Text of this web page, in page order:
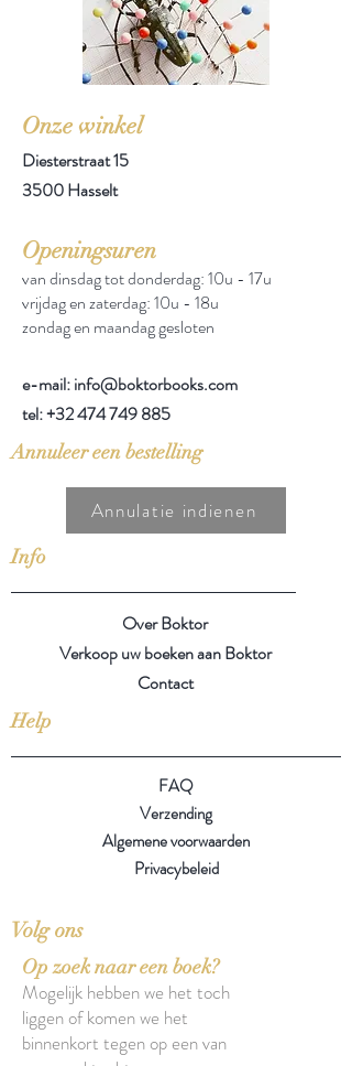
Onze winkel
Diesterstraat 15
3500 Hasselt
Openingsuren
van dinsdag tot donderdag: 10u - 17u
vrijdag en zaterdag: 10u - 18u
zondag en maandag gesloten
e-mail: info@boktorbooks.com
tel:+32 474 749 885
Annuleer een bestelling
Annulatie indienen
Info
Over Boktor
Verkoop uw boeken aan Boktor
Contact
Help
FAQ
Verzending
Algemene voorwaarden
Privacybeleid
Volg ons
Op zoek naar een boek?
Mogelijk hebben we het toch
liggen of komen we het
binnenkort tegen op een van